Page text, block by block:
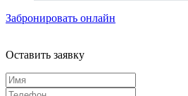
Забронировать онлайн
Оставить заявку